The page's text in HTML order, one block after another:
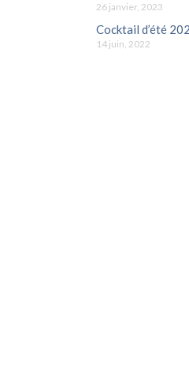
26 janvier, 2023
Cocktail d’été
14 juin, 2022